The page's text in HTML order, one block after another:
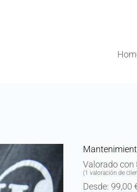
Valorado con
(1 valoración de
Desde: 99,00